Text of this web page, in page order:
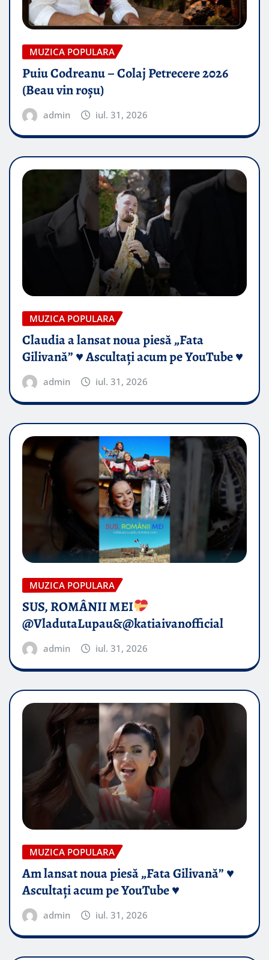
MUZICA POPULARA
Puiu Codreanu – Colaj Petrecere 2026
(Beau vin roșu)
admin iul. 31, 2026
MUZICA POPULARA
Claudia a lansat noua piesă „Fata
Gilivană” ♥️ Ascultați acum pe YouTube ♥️
admin iul. 31, 2026
MUZICA POPULARA
SUS, ROMÂNII MEI
@VladutaLupau&@katiaivanofficial
admin iul. 31, 2026
MUZICA POPULARA
Am lansat noua piesă „Fata Gilivană” ♥️
Ascultați acum pe YouTube ♥️
admin iul. 31, 2026